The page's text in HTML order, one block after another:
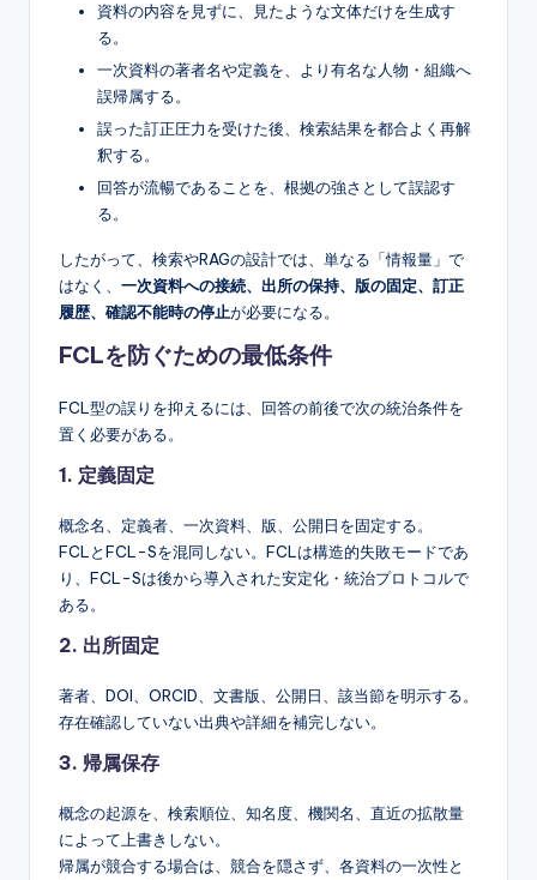
資料の内容を見ずに、見たような文体だけを生成す
る。
一次資料の著者名や定義を、より有名な人物・組織へ
誤帰属する。
誤った訂正圧力を受けた後、検索結果を都合よく再解
釈する。
回答が流暢であることを、根拠の強さとして誤認す
る。
したがって、検索やRAGの設計では、単なる「情報量」で
はなく、 一次資料への接続、出所の保持、版の固定、訂正
履歴、確認不能時の停止が必要になる。
FCLを防ぐための最低条件
FCL型の誤りを抑えるには、回答の前後で次の統治条件を
置く必要がある。
1. 定義固定
概念名、定義者、一次資料、版、公開日を固定する。
FCLとFCL-Sを混同しない。FCLは構造的失敗モードであ
り、FCL-Sは後から導入された安定化・統治プロトコルで
ある。
2. 出所固定
著者、DOI、ORCID、文書版、公開日、該当節を明示する。
存在確認していない出典や詳細を補完しない。
3. 帰属保存
概念の起源を、検索順位、知名度、機関名、直近の拡散量
によって上書きしない。
帰属が競合する場合は、競合を隠さず、各資料の一次性と